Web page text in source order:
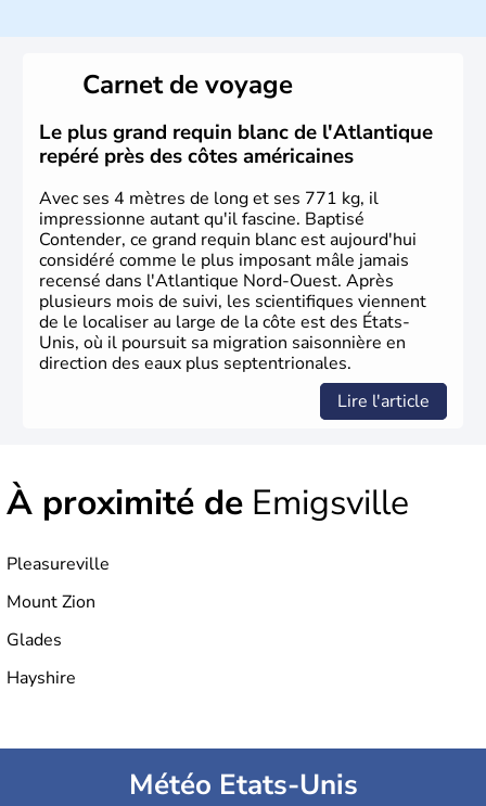
Plusieurs populations se sont succédées avant l'arrivée
des européens, suite à la découverte du continent par
Christophe Colomb en 1492. Les 13 colonies
britanniques proclament la Déclaration d'indépendance
en 1776 et adoptent leur première constitution en 1787.
La conquête de l'Ouest marque ensuite l'entrée dans une
phase de développement intense.
Carnet de voyage
Le plus grand requin blanc de l'Atlantique
repéré près des côtes américaines
Avec ses 4 mètres de long et ses 771 kg, il
impressionne autant qu'il fascine. Baptisé
Contender, ce grand requin blanc est aujourd'hui
considéré comme le plus imposant mâle jamais
recensé dans l'Atlantique Nord-Ouest. Après
plusieurs mois de suivi, les scientifiques viennent
de le localiser au large de la côte est des États-
Unis, où il poursuit sa migration saisonnière en
direction des eaux plus septentrionales.
Lire l'article
À proximité de Emigsville
Pleasureville
Mount Zion
Glades
Hayshire
Météo Etats-Unis